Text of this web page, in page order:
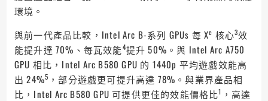
環境。
與前一代產品比較，Intel Arc B-系列 GPUs 每 Xe 核心3效
能提升達 70%、每瓦效能4提升 50%。與 Intel Arc A750
GPU 相比，Intel Arc B580 GPU 的 1440p 平均遊戲效能高
出 24%5 ，部分遊戲更可提升高達 78%。與業界產品相
比，Intel Arc B580 GPU 可提供更佳的效能價格比1 ，高達